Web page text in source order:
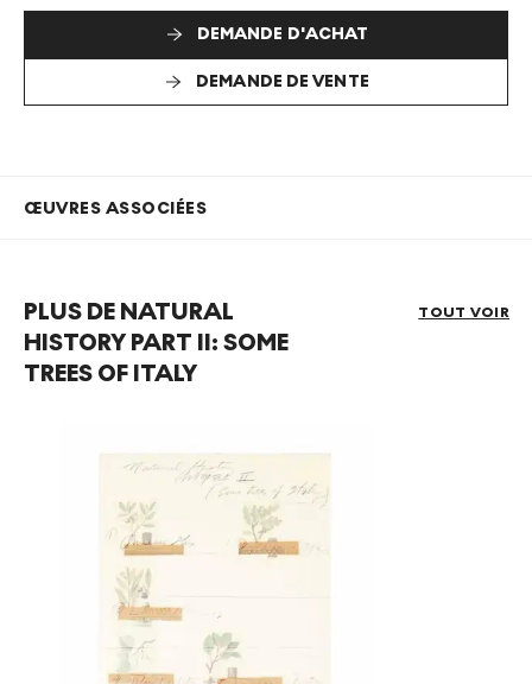
Signé: Oui
Signed Print DEMANDE D'ACHAT
DEMANDE DE VENTE
ŒUVRES ASSOCIÉES
PLUS DE NATURAL
HISTORY PART II: SOME
TREES OF ITALY
TOUT VOIR